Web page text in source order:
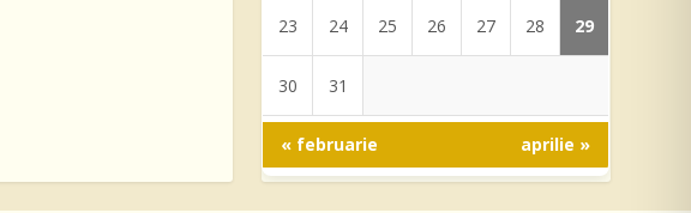
23 24 25 26 27 28 29
30 31
« februarie aprilie »